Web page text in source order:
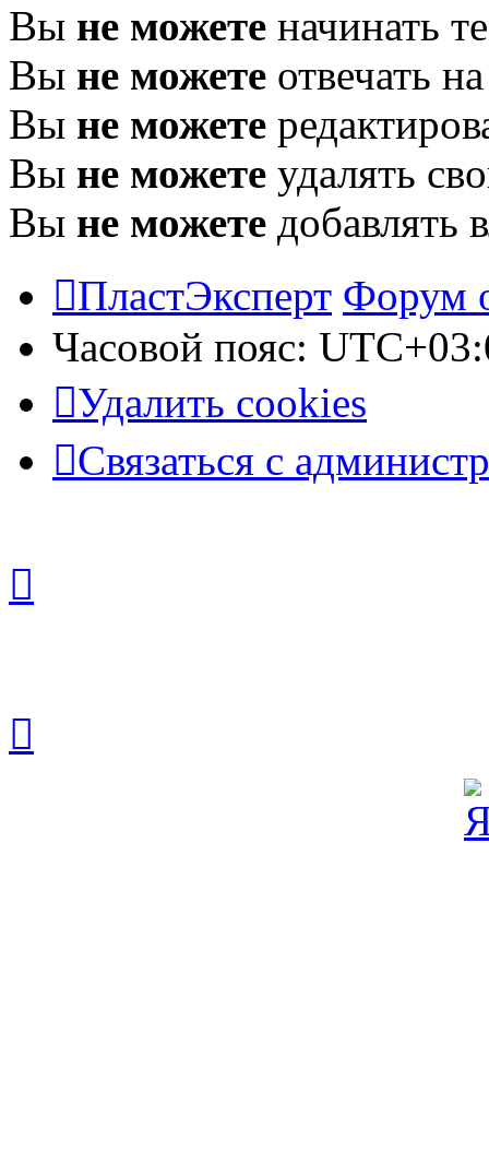
Вы не можете начинать
Вы не можете отвечать
Вы не можете
Вы не можете удалять
Вы не можете добавлять
ПластЭксперт Форум
Часовой пояс:
Удалить cookies
Связаться с